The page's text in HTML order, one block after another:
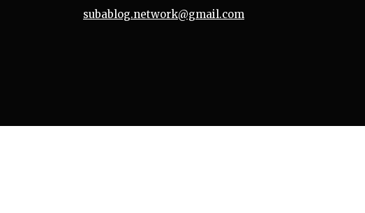
subablog.network@gmail.com